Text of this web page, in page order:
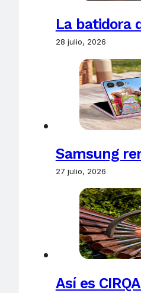
La batidora
28 julio, 2026
Samsung
27 julio, 2026
Así es